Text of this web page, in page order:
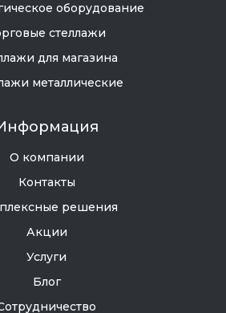
оборудование
стеллажи
для магазина
металлические
О компании
Контакты
решения
Акции
Услуги
Блог